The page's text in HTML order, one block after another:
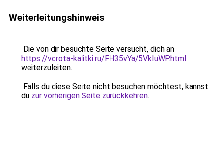
Weiterleitungshinweis
Die von dir besuchte Seite versucht, dich an
https://vorota-kalitki.ru/FH35vYa/5VkIuWP.html
weiterzuleiten.
Falls du diese Seite nicht besuchen möchtest, kannst
du zur vorherigen Seite zurückkehren.